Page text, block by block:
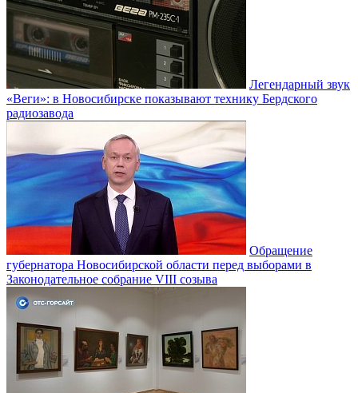
Легендарный звук
«Веги»: в Новосибирске показывают технику Бердского
радиозавода
Обращение
губернатора Новосибирской области перед выборами в
Законодательное собрание VIII созыва